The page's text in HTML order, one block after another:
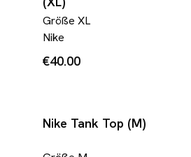
Größe XL
Nike
€40.00
Nike Tank Top (M)